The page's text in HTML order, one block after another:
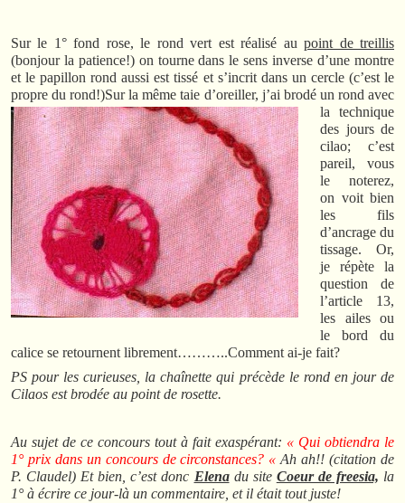
Sur le 1° fond rose, le rond vert est réalisé aupoint de treillis
(bonjour la patience!) on tourne dans le sens inverse d’une montre
et le papillon rond aussi est tissé et s’incrit dans un cercle (c’est le
propre du rond!)Sur la même taie d’oreiller, j’ai brodé un rond avec
la technique
des jours de
cilao; c’est
pareil, vous
le noterez,
on voit bien
les fils
d’ancrage du
tissage. Or,
je répète la
question de
l’article 13,
les ailes ou
le bord du
calice se retournent librement………..Comment ai-je fait?
PS pour les curieuses, la chaînette qui précède le rond en jour de
Cilaos est brodée au point de rosette.
Au sujet de ce concours tout à fait exaspérant: « Qui obtiendra le
1° prix dans un concours de circonstances? «Ah ah!! (citation de
P. Claudel)Et bien, c’est donc Elenadu site Coeur de freesia, la
1° à écrire ce jour-là un commentaire, et il était tout juste!